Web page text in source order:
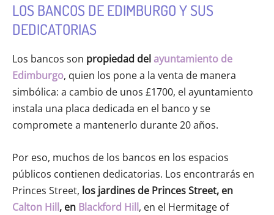
LOS BANCOS DE EDIMBURGO Y SUS
DEDICATORIAS
Los bancos son propiedad delayuntamiento de
Edimburgo, quien los pone a la venta de manera
simbólica: a cambio de unos £1700, el ayuntamiento
instala una placa dedicada en el banco y se
compromete a mantenerlo durante 20 años.
Por eso, muchos de los bancos en los espacios
públicos contienen dedicatorias. Los encontrarás en
Princes Street, los jardines de Princes Street, en
Calton Hill, en Blackford Hill, en el Hermitage of